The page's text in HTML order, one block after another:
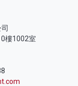
樓1002室